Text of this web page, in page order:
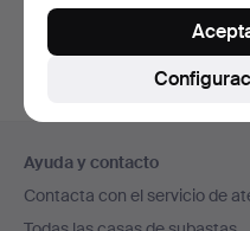
en
el
Ayuda y contacto
Contacta con el servicio de